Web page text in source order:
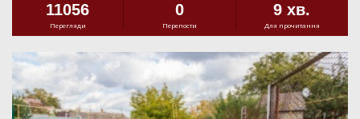
11056
Перегляди
0
Перепости
9 хв.
Для прочитання